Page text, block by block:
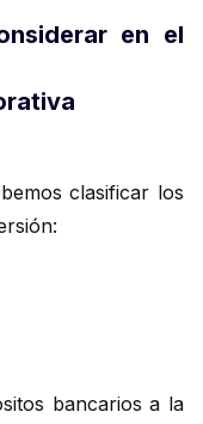
en el
clasificar los
bancarios a la